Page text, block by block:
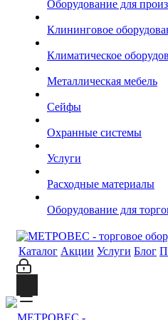
Оборудование для
Клининговое
Климатическое
Металлическая мебель
Сейфы
Охранные системы
Услуги
Расходные материалы
Оборудование для
Каталог Акции Услуги Блог